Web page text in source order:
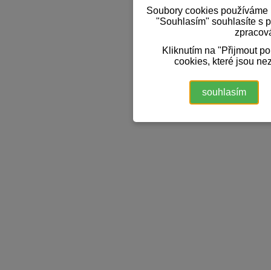
Soubory cookies
"Souhlasím" souhlasíte s
Kliknutím na "Přijmout
cookies, které jsou
souhlasím